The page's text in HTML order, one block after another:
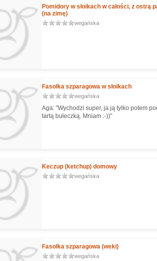
Pomidory w słoikach w całości, z ostrą
(na zimę)
wegańska
Fasolka szparagowa w słoikach
wegańska
Aga: "Wychodzi super, ja ją tylko potem
tartą bułeczką. Mniam :-))"
Keczup (ketchup) domowy
wegańska
Fasolka szparagowa (weki)
wegańska